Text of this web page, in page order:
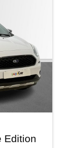
Edition